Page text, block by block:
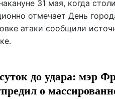
31 мая, когда
отмечает День
атаки сообщили
до удара: мэр
о